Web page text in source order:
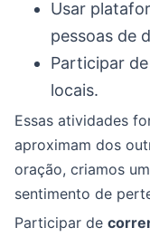
Usar
pessoas de
Participar
locais.
Essas atividades
aproximam dos
oração, criamos
sentimento de
Participar de